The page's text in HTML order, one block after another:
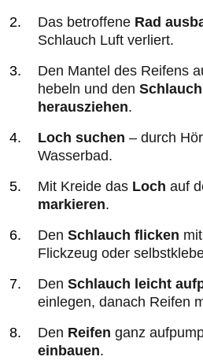
Das betroffene Rad
Schlauch Luft verliert.
Den Mantel des Reifens
hebeln und den Schlauch
herausziehen.
Loch suchen – durch
Wasserbad.
Mit Kreide das Loch auf
markieren.
Den Schlauch flicken
Flickzeug oder
Den Schlauch leicht
einlegen, danach Reifen
Den Reifen ganz
einbauen.